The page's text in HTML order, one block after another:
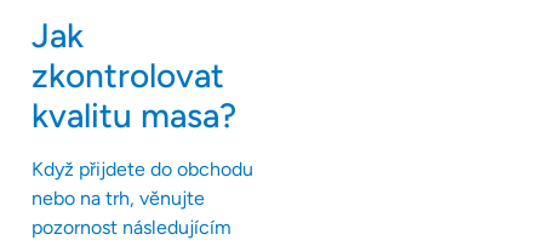
Jak
zkontrolovat
kvalitu masa?
Když přijdete do obchodu
nebo na trh, věnujte
pozornost následujícím